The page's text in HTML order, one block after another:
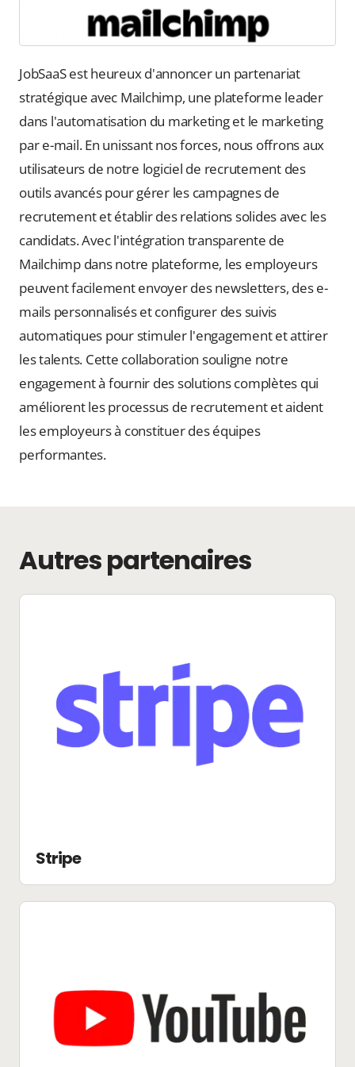
JobSaaS est heureux d'annoncer un partenariat
stratégique avec Mailchimp, une plateforme leader
dans l'automatisation du marketing et le marketing
par e-mail. En unissant nos forces, nous offrons aux
utilisateurs de notre logiciel de recrutement des
outils avancés pour gérer les campagnes de
recrutement et établir des relations solides avec les
candidats. Avec l'intégration transparente de
Mailchimp dans notre plateforme, les employeurs
peuvent facilement envoyer des newsletters, des e-
mails personnalisés et configurer des suivis
automatiques pour stimuler l'engagement et attirer
les talents. Cette collaboration souligne notre
engagement à fournir des solutions complètes qui
améliorent les processus de recrutement et aident
les employeurs à constituer des équipes
performantes.
Autres partenaires
Stripe